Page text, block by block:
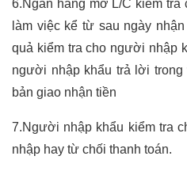
6.Ngân hàng mở L/C kiểm
làm việc kể từ sau ngày
quả kiểm tra cho người nhập
người nhập khẩu trả lời trong
bản giao nhận tiền
7.Người nhập khẩu kiểm tra
nhập hay từ chối thanh toán.